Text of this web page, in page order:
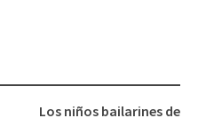
Los niños bailarines de